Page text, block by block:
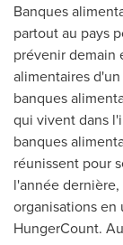
Banques
partout au pays
prévenir demain
alimentaires
banques
qui vivent dans
banques
réunissent pour
l'année
organisations en
HungerCount.